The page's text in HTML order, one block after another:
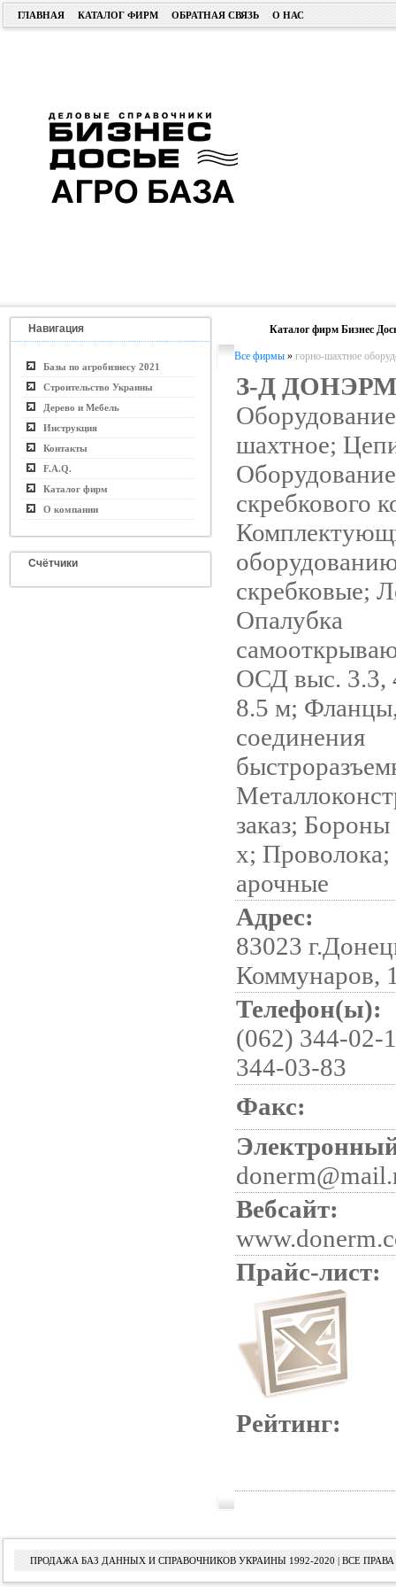
ГЛАВНАЯ КАТАЛОГ ФИРМ ОБРАТНАЯ СВЯЗЬ О НАС
Навигация
Базы по агробизнесу 2021
Строительство Украины
Дерево и Мебель
Инструкция
Контакты
F.A.Q.
Каталог фирм
О компании
Счётчики
Каталог фирм Бизнес
Все фирмы » горно-шахтное
З-Д ДОНЭРМ
шахтное;
скребкового
скребковые;
Опалубка
ОСД выс. 3.3,
8.5 м;
соединения
заказ;
х;
арочные
Адрес:
83023
Коммунаров,
Телефон(ы):
(062) 344-02-
344-03-83
Факс:
Вебсайт:
Прайс-лист:
Рейтинг:
ПРОДАЖА БАЗ ДАННЫХ И СПРАВОЧНИКОВ УКРАИНЫ 1992-2020 | ВСЕ